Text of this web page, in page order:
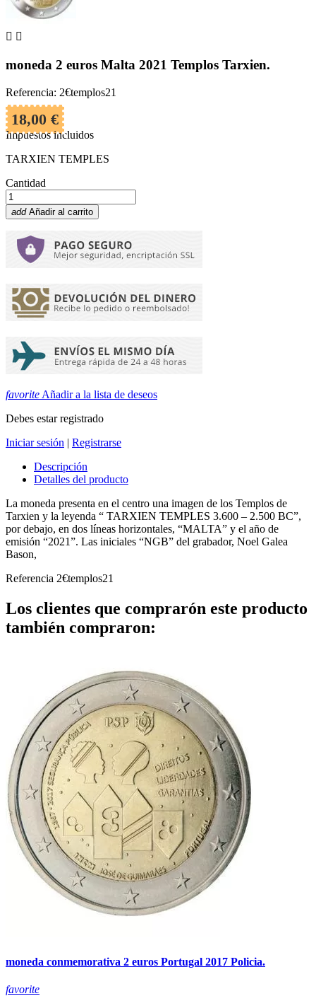
 
moneda 2 euros Malta 2021 Templos Tarxien.
Referencia: 2€templos21
18,00 €
Impuestos incluidos
TARXIEN TEMPLES
Cantidad
add Añadir al carrito
favorite Añadir a la lista de deseos
Debes estar registrado
Iniciar sesión | Registrarse
Descripción
Detalles del producto
La moneda presenta en el centro una imagen de los Templos de
Tarxien y la leyenda “ TARXIEN TEMPLES 3.600 – 2.500 BC”,
por debajo, en dos líneas horizontales, “MALTA” y el año de
emisión “2021”. Las iniciales “NGB” del grabador, Noel Galea
Bason,
Referencia 2€templos21
Los clientes que comprarón este producto
también compraron:
moneda conmemorativa 2 euros Portugal 2017 Policia.
favorite